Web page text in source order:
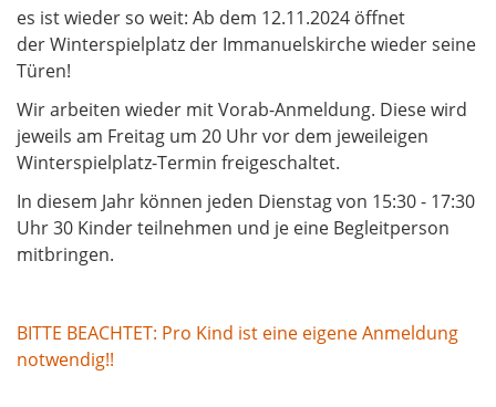
es ist wieder so weit: Ab dem 12.11.2024 öffnet
der Winterspielplatz der Immanuelskirche wieder seine
Türen!
Wir arbeiten wieder mit Vorab-Anmeldung. Diese wird
jeweils am Freitag um 20 Uhr vor dem jeweileigen
Winterspielplatz-Termin freigeschaltet.
In diesem Jahr können jeden Dienstag von 15:30 - 17:30
Uhr 30 Kinder teilnehmen und je eine Begleitperson
mitbringen.
BITTE BEACHTET: Pro Kind ist eine eigene Anmeldung
notwendig!!